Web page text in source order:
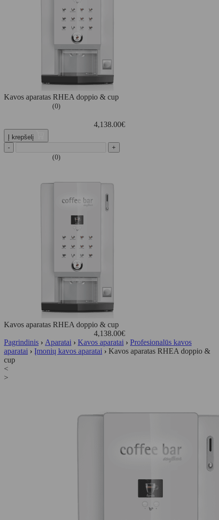
Kavos aparatas RHEA doppio & cup
(0)
4,138.00€
Į krepšelį
-
+
(0)
Kavos aparatas RHEA doppio & cup
4,138.00€
Pagrindinis › Aparatai › Kavos aparatai › Profesionalūs kavos
aparatai › Įmonių kavos aparatai › Kavos aparatas RHEA doppio &
cup
<
>